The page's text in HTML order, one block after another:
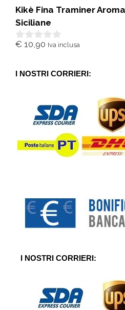
u
5
Kikè Fina Traminer
Siciliane
0
5
€ 10,90 Iva inclusa
I NOSTRI CORRIERI:
I NOSTRI CORRIERI: